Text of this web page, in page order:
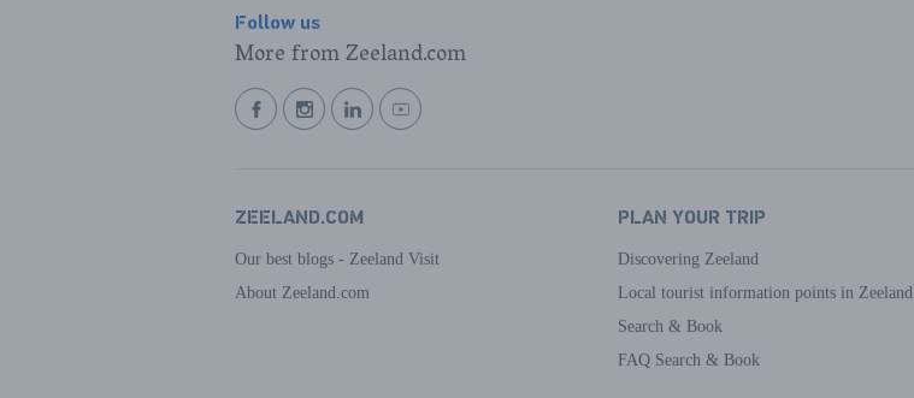
Follow us
More from Zeeland.com
BEKIJKBEKIJKBEKIJKBEKIJK
ZEELAND.COM
Our best blogs - Zeeland Visit
About Zeeland.com
PLAN YOUR TRIP
Discovering Zeeland
Local tourist information points in Zeeland
Search & Book
FAQ Search & Book